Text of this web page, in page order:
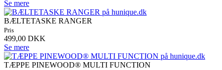
Se mere
BÆLTETASKE RANGER
Pris
499,00 DKK
Se mere
TÆPPE PINEWOOD® MULTI FUNCTION